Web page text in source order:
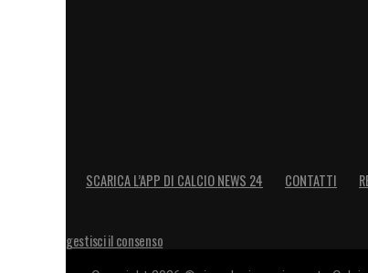
SCARICA L’APP DI CALCIO NEWS 24 CONTATTI
gestisci il consenso